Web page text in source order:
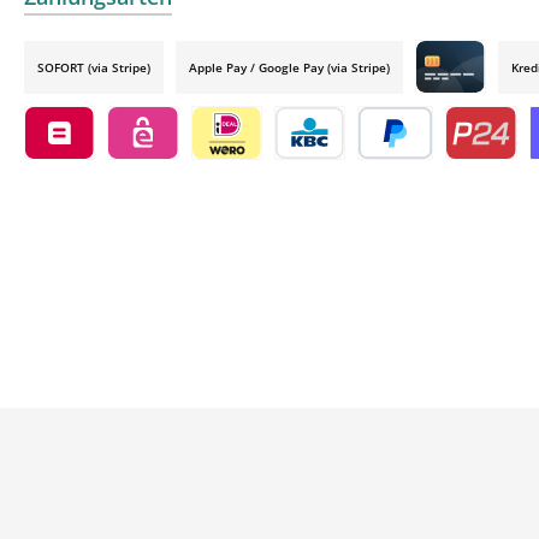
SOFORT (via Stripe) Apple Pay / Google Pay (via Stripe)
Credit card by